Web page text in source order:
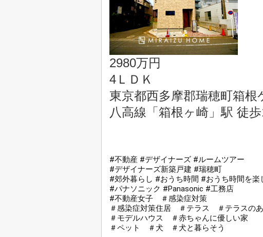
2980万円
4ＬＤＫ
東京都西多摩郡瑞穂町箱根
八高線「箱根ヶ崎」駅 徒
#不動産 #デザイナーズ #ルームツアー
#デザイナーズ新築戸建 #瑞穂町
#郊外暮らし #おうち時間 #おうち時間を楽
#パナソニック #Panasonic #工務店
#不動産女子
＃感染症対策
＃感染症対策住居
＃テラス
＃テラスの
＃モデルハウス
＃赤ちゃんに優しい家
＃ペット
＃犬 ＃犬と暮らそう